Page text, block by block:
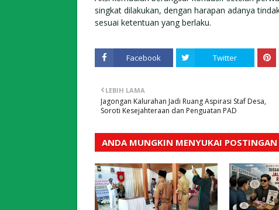
singkat dilakukan, dengan harapan adanya
sesuai ketentuan yang berlaku.
Facebook Twitter
LEBIH LAMA
Jagongan Kalurahan Jadi Ruang Aspirasi Staf Desa,
Soroti Kesejahteraan dan Penguatan PAD
ANDA MUNGKIN MENYUKAI